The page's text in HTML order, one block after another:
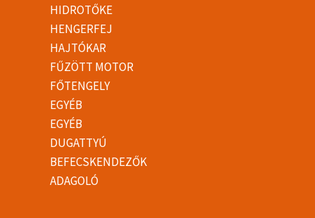
HIDROTŐKE
HENGERFEJ
HAJTÓKAR
FŰZÖTT MOTOR
FŐTENGELY
EGYÉB
EGYÉB
DUGATTYÚ
BEFECSKENDEZŐK
ADAGOLÓ